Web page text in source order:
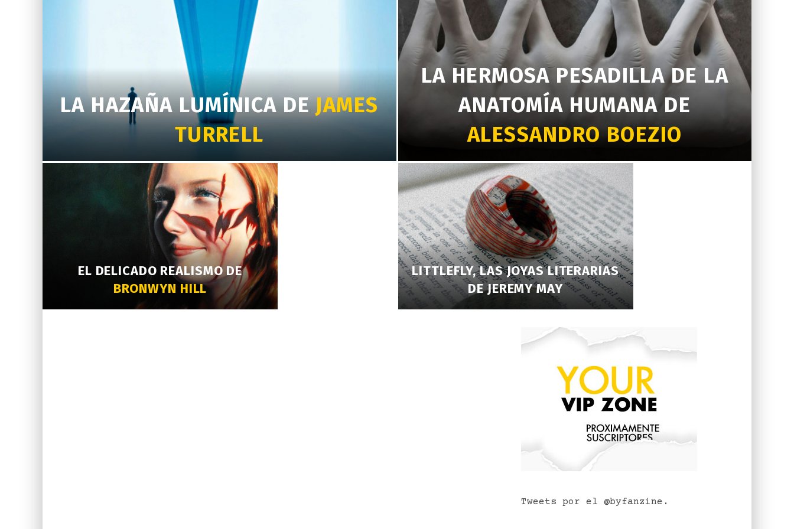
LA HAZAÑA LUMÍNICA DEJAMES
TURRELL
LA HERMOSA PESADILLA DE LA
ANATOMÍA HUMANA DE
ALESSANDRO BOEZIO
EL DELICADO REALISMO DE
BRONWYN HILL
LITTLEFLY, LAS JOYAS LITERARIAS
DE JEREMY MAY
Tweets por el @byfanzine.